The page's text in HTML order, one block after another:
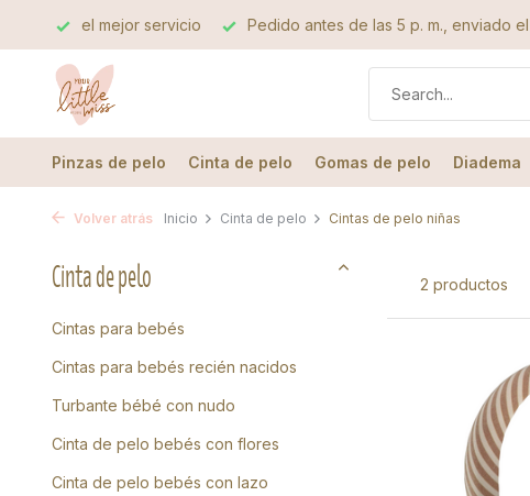
Pedido antes de las 5 p. m., enviado el mismo día La
Pinzas de pelo Cinta de pelo Gomas de pelo Diadema
Volver atrás Inicio Cinta de pelo Cintas de pelo niñas
Cinta de pelo
Cintas para bebés
Cintas para bebés recién nacidos
Turbante bébé con nudo
Cinta de pelo bebés con flores
Cinta de pelo bebés con lazo
2 productos